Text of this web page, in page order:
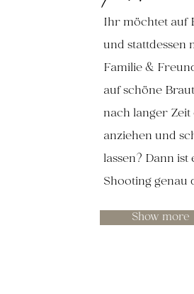
Ihr möchtet auf
und stattdessen
Familie &
auf schöne
nach langer
anziehen und
lassen? Dann
Shooting genau
Show more